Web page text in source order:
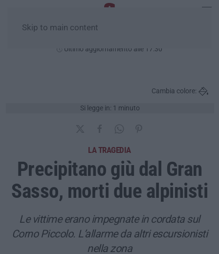
Skip to main content
Ultimo aggiornamento alle 17:30
Si legge in: 1 minuto
Cambia colore:
LA TRAGEDIA
Precipitano giù dal Gran
Sasso, morti due alpinisti
Le vittime erano impegnate in cordata sul
Corno Piccolo. L’allarme da altri escursionisti
nella zona